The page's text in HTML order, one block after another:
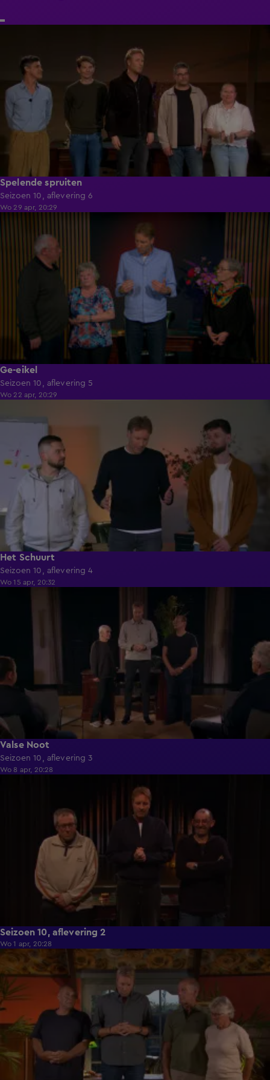
Spelende spruiten
Seizoen 10, aflevering 6
Wo 29 apr, 20:29
Ge-eikel
Seizoen 10, aflevering 5
Wo 22 apr, 20:29
Het Schuurt
Seizoen 10, aflevering 4
Wo 15 apr, 20:32
Valse Noot
Seizoen 10, aflevering 3
Wo 8 apr, 20:28
Seizoen 10, aflevering 2
Wo 1 apr, 20:28
42:35